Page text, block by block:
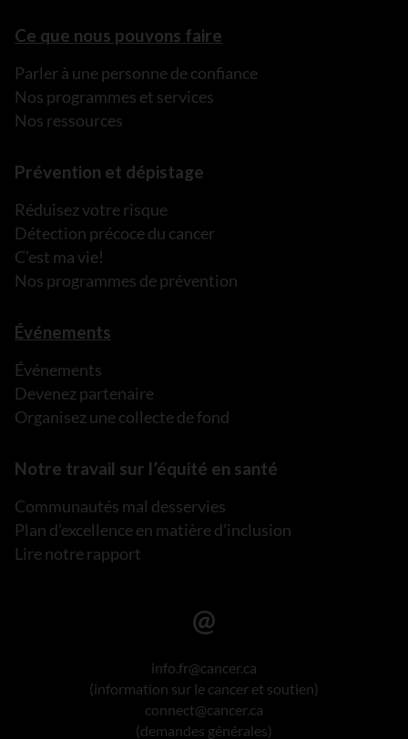
Ce que nous pouvons faire
Parler à une personne de confiance
Nos programmes et services
Nos ressources
Prévention et dépistage
Réduisez votre risque
Détection précoce du cancer
C’est ma vie!
Nos programmes de prévention
Événements
Événements
Devenez partenaire
Organisez une collecte de fond
Notre travail sur l’équité en santé
Communautés mal desservies
Plan d’excellence en matière d’inclusion
Lire notre rapport
info.fr@cancer.ca
(information sur le cancer et soutien)
connect@cancer.ca
(demandes générales)